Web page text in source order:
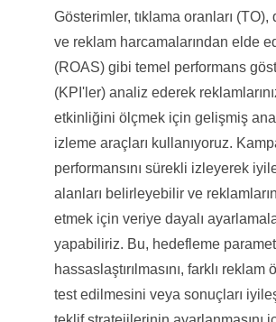
Gösterimler, tıklama oranları
ve reklam harcamalarından elde
(ROAS) gibi temel performans
(KPI'ler) analiz ederek
etkinliğini ölçmek için gelişmiş
izleme araçları kullanıyoruz.
performansını sürekli izleyerek
alanları belirleyebilir ve
etmek için veriye dayalı
yapabiliriz. Bu, hedefleme
hassaslaştırılmasını, farklı reklam
test edilmesini veya sonuçları